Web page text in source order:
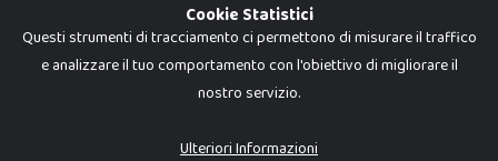
Dadi e Mattoncini è un brand di Giocabene Srl. Ogni riproduzione o utilizzo non
I prezzi e le promozioni pubblicate potrebbero differire da quanto esposto in
Cookie Statistici
Questi strumenti di tracciamento ci permettono di misurare il traffico
e analizzare il tuo comportamento con l'obiettivo di migliorare il
nostro servizio.
Ulteriori Informazioni